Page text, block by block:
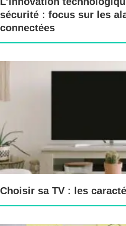
sécurité : focus sur les
connectées
Choisir sa TV : les